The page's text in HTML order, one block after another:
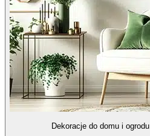
Dekoracje do domu i ogrodu